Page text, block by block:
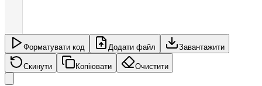
Форматувати код Додати файл Завантажити
Скинути Копіювати Очистити